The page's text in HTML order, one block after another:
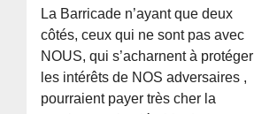
La Barricade n’ayant que deux
côtés, ceux qui ne sont pas avec
NOUS, qui s’acharnent à protéger
les intérêts de NOS adversaires ,
pourraient payer très cher la